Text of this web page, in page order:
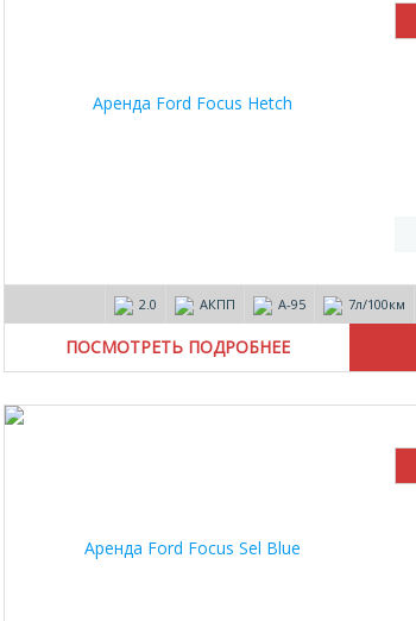
2.0 АКПП А-95 7л/100км
ПОСМОТРЕТЬ ПОДРОБНЕЕ